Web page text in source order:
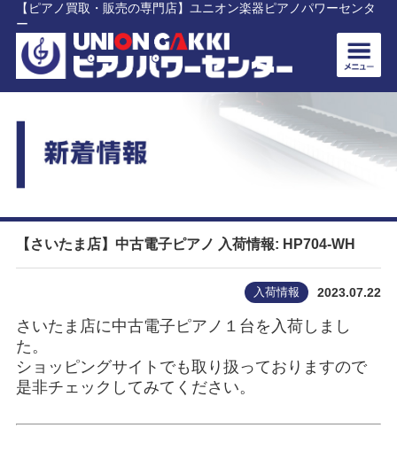
【ピアノ買取・販売の専門店】ユニオン楽器ピアノパワーセンタ
ー
【さいたま店】中古電子ピアノ 入荷情報: HP704-WH
入荷情報 2023.07.22
さいたま店に中古電子ピアノ１台を入荷しまし
た。
ショッピングサイトでも取り扱っておりますので
是非チェックしてみてください。